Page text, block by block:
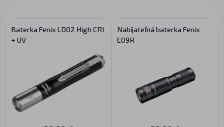
Baterka Fenix LD02 High CRI
+ UV
Nabíjateľná baterka Fenix
E09R